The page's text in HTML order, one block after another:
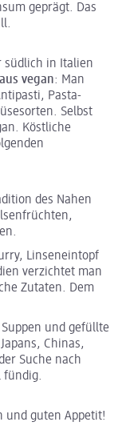
geprägt. Das
südlich in Italien
vegan: Man
Pasta-
Selbst
Köstliche
des Nahen
Linseneintopf
verzichtet man
Zutaten. Dem
und gefüllte
Chinas,
Suche nach
fündig.
und guten Appetit!